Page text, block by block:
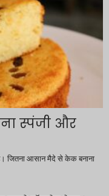
स्पंजी और
जितना आसान मैदे से केक बनाना